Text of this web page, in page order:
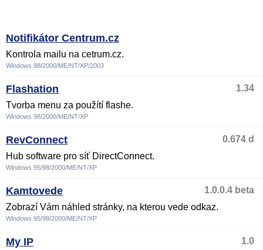
Notifikátor Centrum.cz
Kontrola mailu na cetrum.cz.
Windows 98/2000/ME/NT/XP/2003
Flashation
1.34
Tvorba menu za použítí flashe.
Windows 98/2000/ME/NT/XP
RevConnect
0.674 d
Hub software pro síť DirectConnect.
Windows 95/98/2000/ME/NT/XP
Kamtovede
1.0.0.4 beta
Zobrazí Vám náhled stránky, na kterou vede odkaz.
Windows 95/98/2000/ME/NT/XP
My IP
1.0